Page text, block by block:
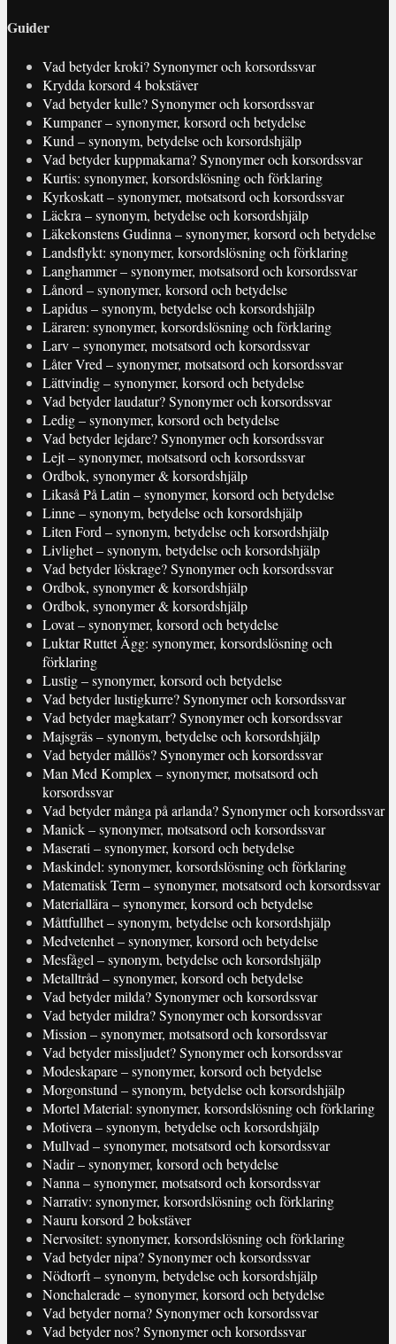
Guider
Vad betyder kroki? Synonymer och korsordssvar
Krydda korsord 4 bokstäver
Vad betyder kulle? Synonymer och korsordssvar
Kumpaner – synonymer, korsord och betydelse
Kund – synonym, betydelse och korsordshjälp
Vad betyder kuppmakarna? Synonymer och korsordssvar
Kurtis: synonymer, korsordslösning och förklaring
Kyrkoskatt – synonymer, motsatsord och korsordssvar
Läckra – synonym, betydelse och korsordshjälp
Läkekonstens Gudinna – synonymer, korsord och betydelse
Landsflykt: synonymer, korsordslösning och förklaring
Langhammer – synonymer, motsatsord och korsordssvar
Lånord – synonymer, korsord och betydelse
Lapidus – synonym, betydelse och korsordshjälp
Läraren: synonymer, korsordslösning och förklaring
Larv – synonymer, motsatsord och korsordssvar
Låter Vred – synonymer, motsatsord och korsordssvar
Lättvindig – synonymer, korsord och betydelse
Vad betyder laudatur? Synonymer och korsordssvar
Ledig – synonymer, korsord och betydelse
Vad betyder lejdare? Synonymer och korsordssvar
Lejt – synonymer, motsatsord och korsordssvar
Ordbok, synonymer & korsordshjälp
Likaså På Latin – synonymer, korsord och betydelse
Linne – synonym, betydelse och korsordshjälp
Liten Ford – synonym, betydelse och korsordshjälp
Livlighet – synonym, betydelse och korsordshjälp
Vad betyder löskrage? Synonymer och korsordssvar
Ordbok, synonymer & korsordshjälp
Ordbok, synonymer & korsordshjälp
Lovat – synonymer, korsord och betydelse
Luktar Ruttet Ägg: synonymer, korsordslösning och
förklaring
Lustig – synonymer, korsord och betydelse
Vad betyder lustigkurre? Synonymer och korsordssvar
Vad betyder magkatarr? Synonymer och korsordssvar
Majsgräs – synonym, betydelse och korsordshjälp
Vad betyder mållös? Synonymer och korsordssvar
Man Med Komplex – synonymer, motsatsord och
korsordssvar
Vad betyder många på arlanda? Synonymer och korsordssvar
Manick – synonymer, motsatsord och korsordssvar
Maserati – synonymer, korsord och betydelse
Maskindel: synonymer, korsordslösning och förklaring
Matematisk Term – synonymer, motsatsord och korsordssvar
Materiallära – synonymer, korsord och betydelse
Måttfullhet – synonym, betydelse och korsordshjälp
Medvetenhet – synonymer, korsord och betydelse
Mesfågel – synonym, betydelse och korsordshjälp
Metalltråd – synonymer, korsord och betydelse
Vad betyder milda? Synonymer och korsordssvar
Vad betyder mildra? Synonymer och korsordssvar
Mission – synonymer, motsatsord och korsordssvar
Vad betyder missljudet? Synonymer och korsordssvar
Modeskapare – synonymer, korsord och betydelse
Morgonstund – synonym, betydelse och korsordshjälp
Mortel Material: synonymer, korsordslösning och förklaring
Motivera – synonym, betydelse och korsordshjälp
Mullvad – synonymer, motsatsord och korsordssvar
Nadir – synonymer, korsord och betydelse
Nanna – synonymer, motsatsord och korsordssvar
Narrativ: synonymer, korsordslösning och förklaring
Nauru korsord 2 bokstäver
Nervositet: synonymer, korsordslösning och förklaring
Vad betyder nipa? Synonymer och korsordssvar
Nödtorft – synonym, betydelse och korsordshjälp
Nonchalerade – synonymer, korsord och betydelse
Vad betyder norna? Synonymer och korsordssvar
Vad betyder nos? Synonymer och korsordssvar